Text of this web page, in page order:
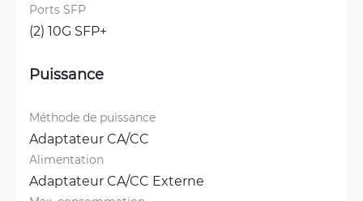
Ports SFP
(2) 10G SFP+
Puissance
Méthode de puissance
Adaptateur CA/CC
Alimentation
Adaptateur CA/CC Externe